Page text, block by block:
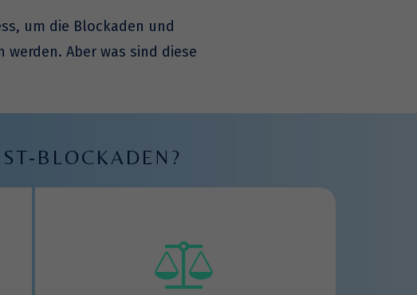
um die Blockaden und
Aber was sind diese
BLOCKADEN?